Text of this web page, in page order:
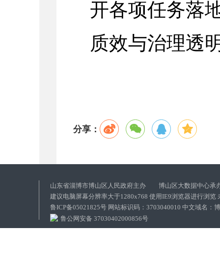
开各项任务落
质效与治理透
分享：
山东省淄博市博山区人民政府主办 博山区大数据中心承
建议电脑屏幕分辨率大于1280x768 使用IE9浏览器进行浏览
鲁ICP备05021825号 网站标识码：3703040010 中文域名：
鲁公网安备 37030402000856号